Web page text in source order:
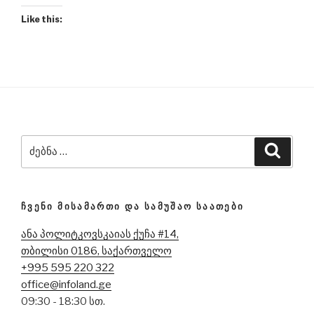
Like this:
ძებნა:
ᲩᲕᲔᲜᲘ ᲛᲘᲡᲐᲛᲐᲠᲗᲘ ᲓᲐ ᲡᲐᲛᲣᲨᲐᲝ ᲡᲐᲐᲗᲔᲑᲘ
ანა პოლიტკოვსკაიას ქუჩა #14,
თბილისი 0186, საქართველო
+995 595 220 322
office@infoland.ge
09:30 - 18:30 სთ.